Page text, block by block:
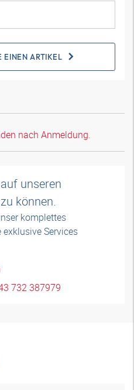
EINEN ARTIKEL
nach Anmeldung.
unseren
können.
komplettes
Services
732 387979